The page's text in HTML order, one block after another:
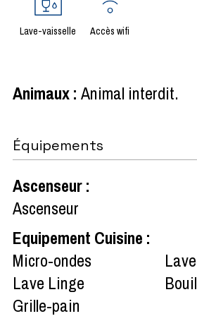
Lave-vaisselle Accès wifi
Animaux: Animal interdit
Équipements
Ascenseur:
Ascenseur
Equipement Cuisine :
Micro-ondes
Lave Linge
Grille-pain